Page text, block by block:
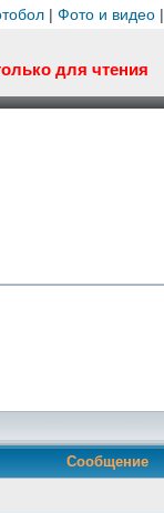
| Фото и видео|
для чтения
Сообщение